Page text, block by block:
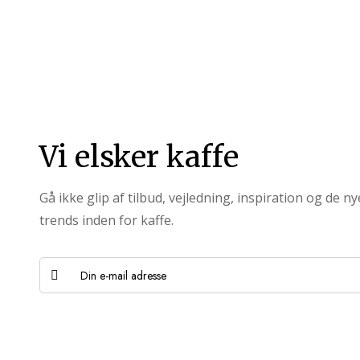
Vi elsker kaffe
Gå ikke glip af tilbud, vejledning, inspiration og de
trends inden for kaffe.